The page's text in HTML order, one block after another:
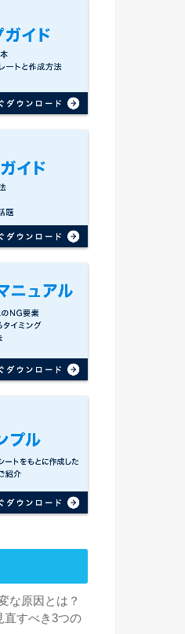
な原因とは？
直すべき3つの